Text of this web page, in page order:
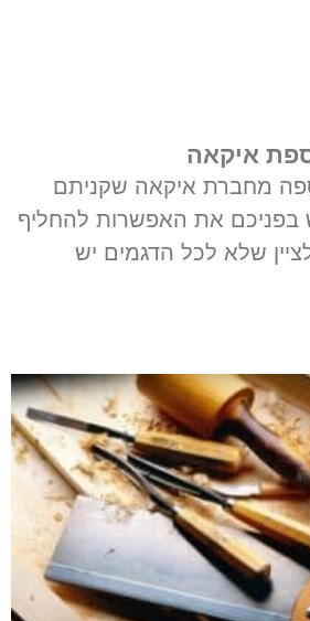
איקאה
מחברת איקאה שקניתם
בפניכם את האפשרות להחליף
שלא לכל הדגמים יש